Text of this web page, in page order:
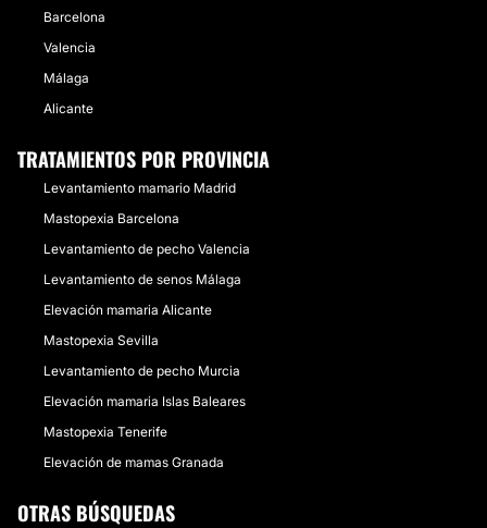
Barcelona
Valencia
Málaga
Alicante
TRATAMIENTOS POR PROVINCIA
Levantamiento mamario Madrid
Mastopexia Barcelona
Levantamiento de pecho Valencia
Levantamiento de senos Málaga
Elevación mamaria Alicante
Mastopexia Sevilla
Levantamiento de pecho Murcia
Elevación mamaria Islas Baleares
Mastopexia Tenerife
Elevación de mamas Granada
OTRAS BÚSQUEDAS